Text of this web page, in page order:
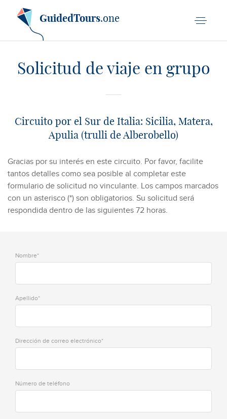
GuidedTours.one
Solicitud de viaje en grupo
Circuito por el Sur de Italia: Sicilia, Matera,
Apulia (trulli de Alberobello)
Gracias por su interés en este circuito. Por favor, facilite
tantos detalles como sea posible al completar este
formulario de solicitud no vinculante. Los campos marcados
con un asterisco (*) son obligatorios. Su solicitud será
respondida dentro de las siguientes 72 horas.
Nombre*
Apellido*
Dirección de correo electrónico*
Número de teléfono